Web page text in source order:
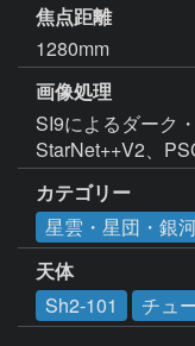
焦点距離
1280mm
画像処理
SI9によるダーク
StarNet++V2、
カテゴリー
星雲・星団・銀
天体
Sh2-101
チュ